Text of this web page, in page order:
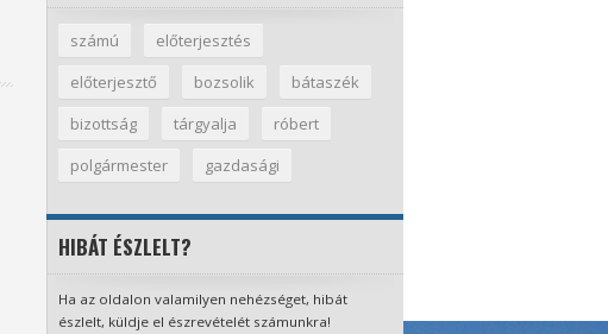
számú
előterjesztés
előterjesztő
bozsolik
bátaszék
bizottság
tárgyalja
róbert
polgármester
gazdasági
HIBÁT ÉSZLELT?
Ha az oldalon valamilyen nehézséget, hibát
észlelt, küldje el észrevételét számunkra!